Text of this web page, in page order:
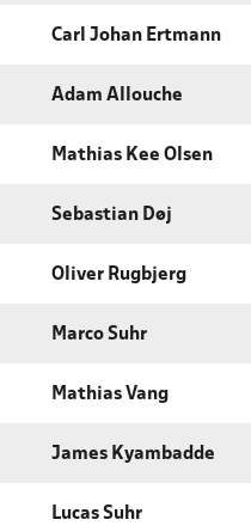
Carl Johan Ertmann
Adam Allouche
Mathias Kee Olsen
Sebastian Døj
Oliver Rugbjerg
Marco Suhr
Mathias Vang
James Kyambadde
Lucas Suhr